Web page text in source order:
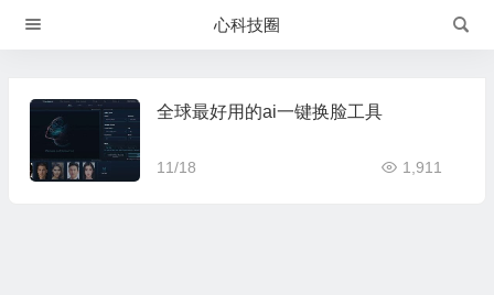
心科技圈
全球最好用的ai一键换脸工具
11/18 1,911